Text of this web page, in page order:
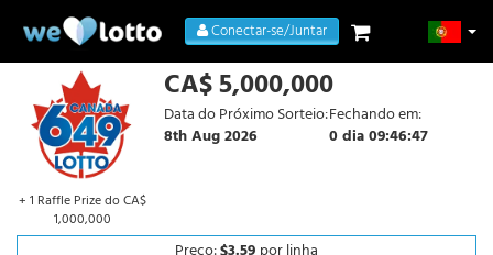
Conectar-se/Juntar
+ 1 Raffle Prize do CA$
1,000,000
CA$ 5,000,000
Data do Próximo Sorteio:
8th Aug 2026
Fechando em:
0 dia 09:46:46